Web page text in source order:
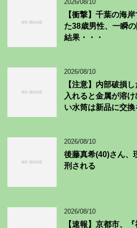
2026/08/10
【衝撃】千葉の海
た38歳男性、一瞬
結果・・・
2026/08/10
【注意】内部破損
入れると金属が溶
い水筒は新品に交
2026/08/10
後藤真希(40)さん、
刑される
2026/08/10
【速報】京都市、